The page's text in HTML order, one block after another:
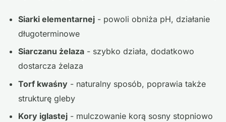
Siarki elementarnej - powoli obniża pH, działanie
długoterminowe
Siarczanu żelaza - szybko działa, dodatkowo
dostarcza żelaza
Torf kwaśny - naturalny sposób, poprawia także
strukturę gleby
Kory iglastej - mulczowanie korą sosny stopniowo